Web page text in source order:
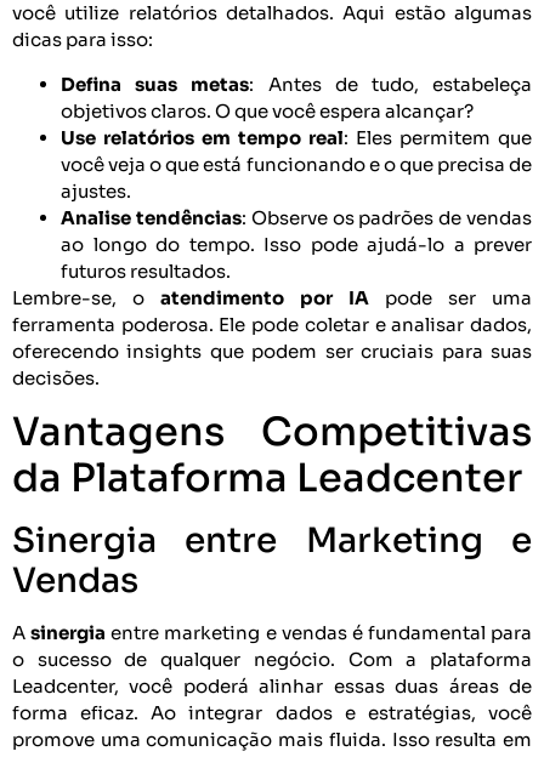
você utilize relatórios detalhados. Aqui estão algumas
dicas para isso:
Defina suas metas: Antes de tudo, estabeleça
objetivos claros. O que você espera alcançar?
Use relatórios em tempo real: Eles permitem que
você veja o que está funcionando e o que precisa de
ajustes.
Analise tendências: Observe os padrões de vendas
ao longo do tempo. Isso pode ajudá-lo a prever
futuros resultados.
Lembre-se, o atendimento por IA pode ser uma
ferramenta poderosa. Ele pode coletar e analisar dados,
oferecendo insights que podem ser cruciais para suas
decisões.
Vantagens Competitivas
da Plataforma Leadcenter
Sinergia entre Marketing e
Vendas
Asinergia entre marketing e vendas é fundamental para
o sucesso de qualquer negócio. Com a plataforma
Leadcenter, você poderá alinhar essas duas áreas de
forma eficaz. Ao integrar dados e estratégias, você
promove uma comunicação mais fluida. Isso resulta em